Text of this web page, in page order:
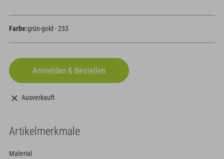
Farbe:grün-gold - 233
Ausverkauft
Artikelmerkmale
Material